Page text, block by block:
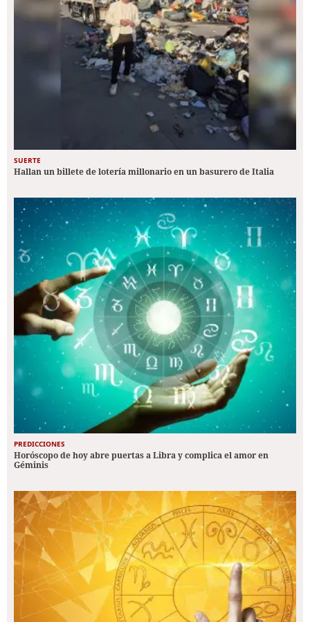
SUERTE
Hallan un billete de lotería millonario en un basurero de Italia
PREDICCIONES
Horóscopo de hoy abre puertas a Libra y complica el amor en
Géminis